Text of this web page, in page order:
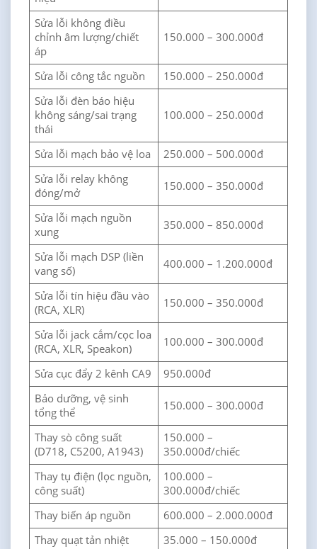
Sửa lỗi không điều
chỉnh âm lượng/chiết
áp
150.000 – 300.000đ
Sửa lỗi công tắc nguồn
150.000 – 250.000đ
Sửa lỗi đèn báo hiệu
không sáng/sai trạng
thái
100.000 – 250.000đ
Sửa lỗi mạch bảo vệ loa
250.000 – 500.000đ
Sửa lỗi relay không
đóng/mở
150.000 – 350.000đ
Sửa lỗi mạch nguồn
xung
350.000 – 850.000đ
Sửa lỗi mạch DSP (liền
vang số)
400.000 – 1.200.000đ
Sửa lỗi tín hiệu đầu vào
(RCA, XLR)
150.000 – 350.000đ
Sửa lỗi jack cắm/cọc loa
(RCA, XLR, Speakon)
100.000 – 300.000đ
Sửa cục đẩy 2 kênh CA9
950.000đ
Bảo dưỡng, vệ sinh
tổng thể
150.000 – 300.000đ
Thay sò công suất
(D718, C5200, A1943)
150.000 –
350.000đ/chiếc
Thay tụ điện (lọc nguồn,
công suất)
100.000 –
300.000đ/chiếc
Thay biến áp nguồn
600.000 – 2.000.000đ
Thay quạt tản nhiệt
35.000 – 150.000đ